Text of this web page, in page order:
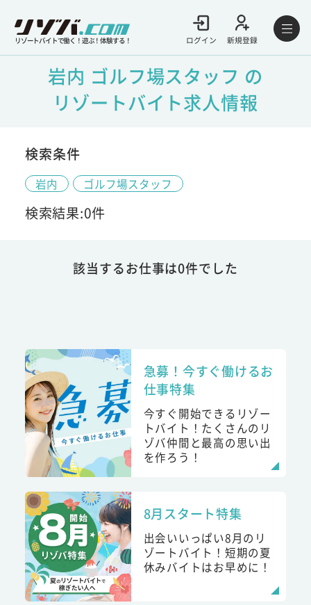
リゾートバイトで働く！遊ぶ！体験する！ ログイン 新規登録
岩内 ゴルフ場スタッフ の
リゾートバイト求人情報
検索条件
岩内 ゴルフ場スタッフ
検索結果:0件
該当するお仕事は0件でした
急募！今すぐ働けるお
仕事特集
今すぐ開始できるリゾー
トバイト！たくさんのリ
ゾバ仲間と最高の思い出
を作ろう！
8月スタート特集
出会いいっぱい8月のリ
ゾートバイト！短期の夏
休みバイトはお早めに！